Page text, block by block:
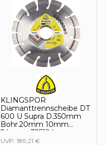
KLINGSPOR
Diamanttrennscheibe DT
600 U Supra D.350mm
Bohr.20mm 10mm
24mm - 325194
UVP: 189,21 €